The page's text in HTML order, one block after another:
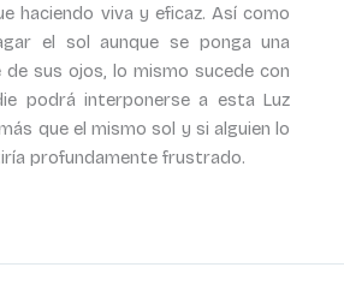
haciendo viva y eficaz. Así como
el sol aunque se ponga una
sus ojos, lo mismo sucede con
podrá interponerse a esta Luz
que el mismo sol y si alguien lo
profundamente frustrado.